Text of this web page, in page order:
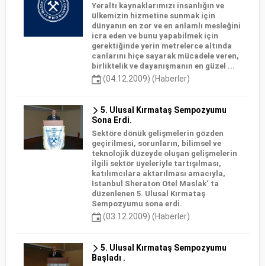
Yeraltı kaynaklarımızı insanlığın ve
ülkemizin hizmetine sunmak için
dünyanın en zor ve en anlamlı mesleğini
icra eden ve bunu yapabilmek için
gerektiğinde yerin metrelerce altında
canlarını hiçe sayarak mücadele veren,
birliktelik ve dayanışmanın en güzel ...
(04.12.2009) (Haberler)
5. Ulusal Kırmataş Sempozyumu
Sona Erdi.
Sektöre dönük gelişmelerin gözden
geçirilmesi, sorunların, bilimsel ve
teknolojik düzeyde oluşan gelişmelerin
ilgili sektör üyeleriyle tartışılması,
katılımcılara aktarılması amacıyla,
İstanbul Sheraton Otel Maslak‘ ta
düzenlenen 5. Ulusal Kırmataş
Sempozyumu sona erdi.
(03.12.2009) (Haberler)
5. Ulusal Kırmataş Sempozyumu
Başladı .